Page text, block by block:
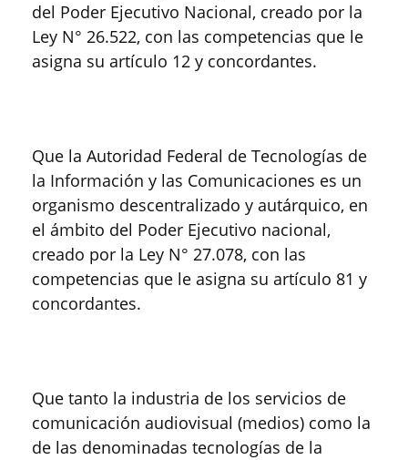
del Poder Ejecutivo Nacional, creado por la
Ley N° 26.522, con las competencias que le
asigna su artículo 12 y concordantes.
Que la Autoridad Federal de Tecnologías de
la Información y las Comunicaciones es un
organismo descentralizado y autárquico, en
el ámbito del Poder Ejecutivo nacional,
creado por la Ley N° 27.078, con las
competencias que le asigna su artículo 81 y
concordantes.
Que tanto la industria de los servicios de
comunicación audiovisual (medios) como la
de las denominadas tecnologías de la